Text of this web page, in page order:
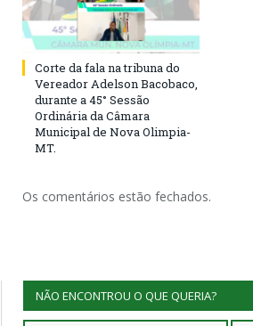
Corte da fala na tribuna do
Vereador Adelson Bacobaco,
durante a 45° Sessão
Ordinária da Câmara
Municipal de Nova Olimpia-
MT.
Os comentários estão fechados.
NÃO ENCONTROU O QUE QUERIA?